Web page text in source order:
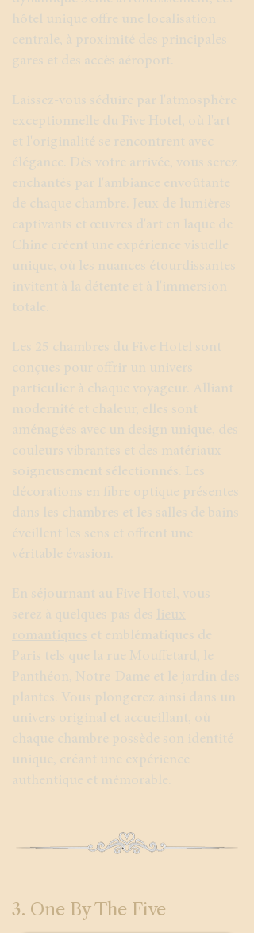
hôtel unique offre une localisation
centrale, à proximité des principales
gares et des accès aéroport.
Laissez-vous séduire par l'atmosphère
exceptionnelle du Five Hotel, où l'art
et l'originalité se rencontrent avec
élégance. Dès votre arrivée, vous serez
enchantés par l'ambiance envoûtante
de chaque chambre. Jeux de lumières
captivants et œuvres d'art en laque de
Chine créent une expérience visuelle
unique, où les nuances étourdissantes
invitent à la détente et à l'immersion
totale.
Les 25 chambres du Five Hotel sont
conçues pour offrir un univers
particulier à chaque voyageur. Alliant
modernité et chaleur, elles sont
aménagées avec un design unique, des
couleurs vibrantes et des matériaux
soigneusement sélectionnés. Les
décorations en fibre optique présentes
dans les chambres et les salles de bains
éveillent les sens et offrent une
véritable évasion.
En séjournant au Five Hotel, vous
serez à quelques pas des lieux
romantiques et emblématiques de
Paris tels que la rue Mouffetard, le
Panthéon, Notre-Dame et le jardin des
plantes. Vous plongerez ainsi dans un
univers original et accueillant, où
chaque chambre possède son identité
unique, créant une expérience
authentique et mémorable.
3. One By The Five